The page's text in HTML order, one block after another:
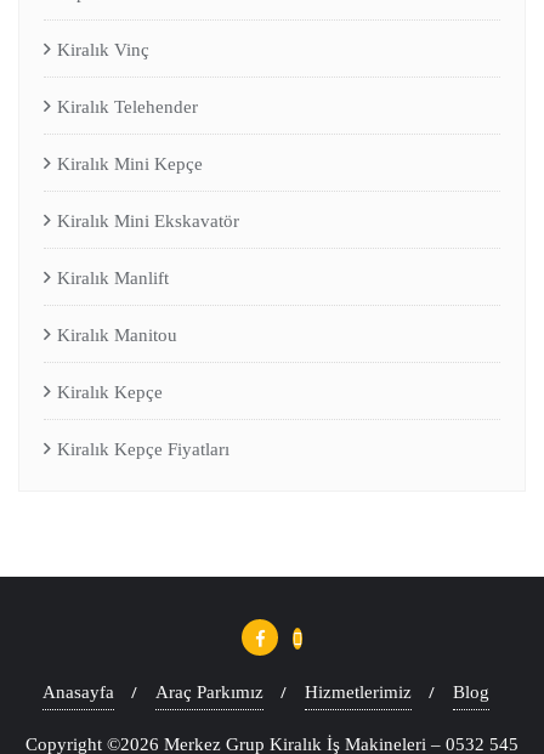
Kiralık Vinç
Kiralık Telehender
Kiralık Mini Kepçe
Kiralık Mini Ekskavatör
Kiralık Manlift
Kiralık Manitou
Kiralık Kepçe
Kiralık Kepçe Fiyatları
Anasayfa Araç Parkımız Hizmetlerimiz Blog
Copyright ©2026 Merkez Grup Kiralık İş Makineleri – 0532 545